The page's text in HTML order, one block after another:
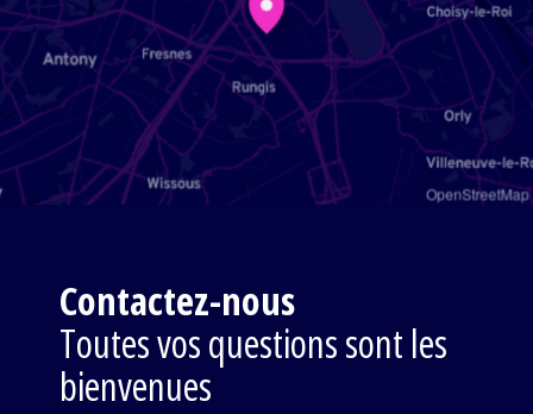
OpenStreetMap
Contactez-nous
Toutes vos questions sont les
bienvenues